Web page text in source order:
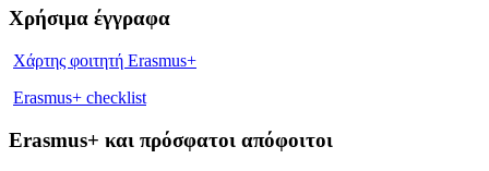
Χρήσιμα έγγραφα
Χάρτης φοιτητή Erasmus+
Erasmus+ checklist
Erasmus+ και πρόσφατοι απόφοιτοι